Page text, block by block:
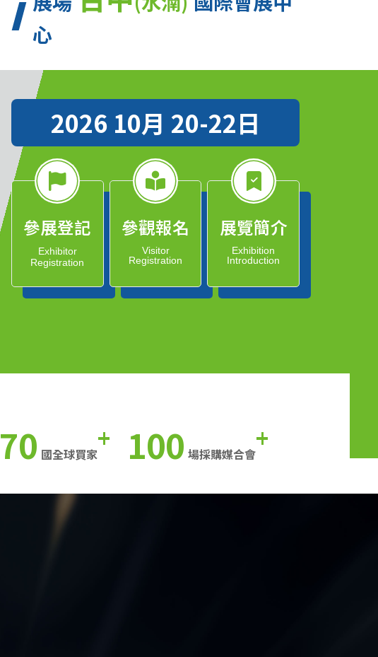
心
2026 10月 20-22日
參展登記
Exhibitor
Registration
參觀報名
Visitor
Registration
展覽簡介
Exhibition
Introduction
70 國全球買家+ 100 場採購媒合會+